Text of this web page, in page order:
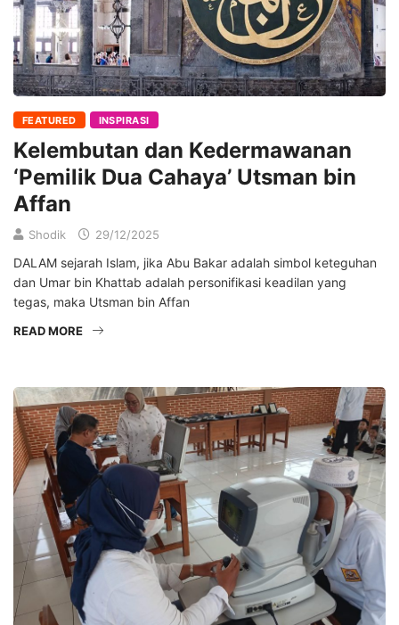
FEATURED INSPIRASI
Kelembutan dan Kedermawanan
‘Pemilik Dua Cahaya’ Utsman bin
Affan
Shodik 29/12/2025
DALAM sejarah Islam, jika Abu Bakar adalah simbol keteguhan
dan Umar bin Khattab adalah personifikasi keadilan yang
tegas, maka Utsman bin Affan
READ MORE